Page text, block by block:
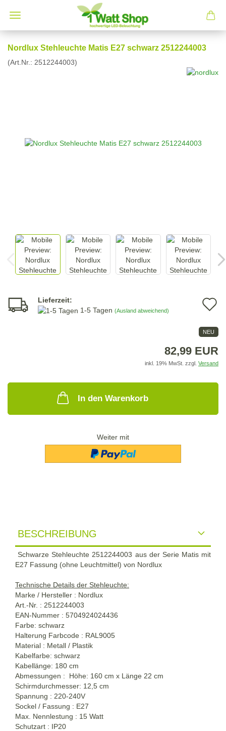
Nordlux Stehleuchte Matis E27 schwarz 2512244003
(Art.Nr.: 2512244003)
Lieferzeit:
1-5 Tagen (Ausland abweichend)
NEU
82,99 EUR
inkl. 19% MwSt. zzgl. Versand
In den Warenkorb
Weiter mit
BESCHREIBUNG
Schwarze Stehleuchte 2512244003 aus der Serie Matis mit
E27 Fassung (ohne Leuchtmittel) von Nordlux
Technische Details der Stehleuchte:
Marke / Hersteller : Nordlux
Art.-Nr. : 2512244003
EAN-Nummer : 5704924024436
Farbe: schwarz
Halterung Farbcode : RAL9005
Material : Metall / Plastik
Kabelfarbe: schwarz
Kabellänge: 180 cm
Abmessungen : Höhe: 160 cm x Länge 22 cm
Schirmdurchmesser: 12,5 cm
Spannung : 220-240V
Sockel / Fassung : E27
Max. Nennlestung : 15 Watt
Schutzart : IP20